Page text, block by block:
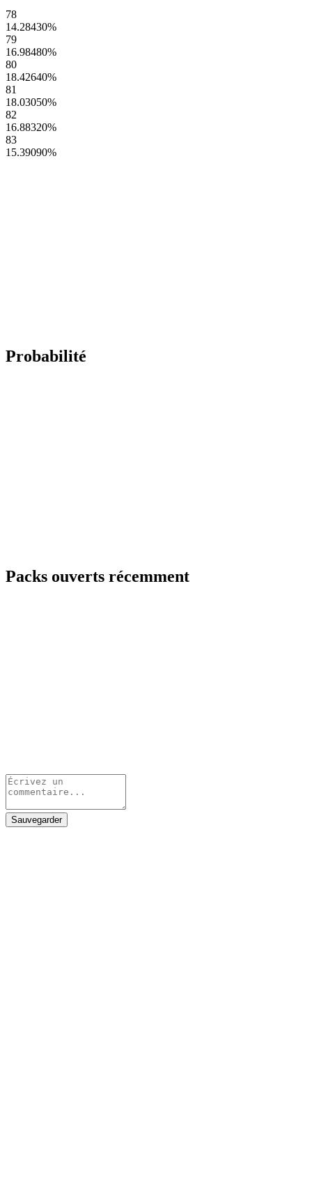
78
14.28430%
79
16.98480%
80
18.42640%
81
18.03050%
82
16.88320%
83
15.39090%
Probabilité
Packs ouverts récemment
Sauvegarder